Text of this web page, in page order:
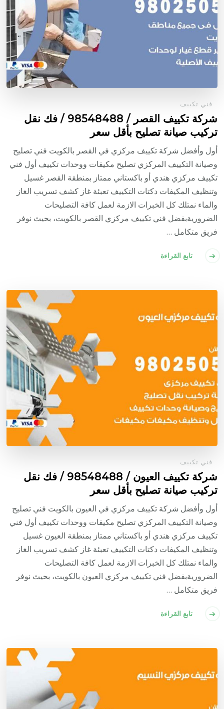
فني تكييف
شركة تكييف القصر / 98548488 / فك نقل
تركيب صيانة تصليح بأقل سعر
أول وأفضل شركة تكييف مركزي في القصر بالكويت فني تصليح
وصيانة التكييف المركزي تصليح مكيفات ووحدات تكييف أول فني
تكييف مركزي هندي أو باكستاني ممتاز بمنطقة القصر غسيل
وتنظيف المكيفات دكتات التكييف تعبئة غاز كشف تسريب الغاز
والماء نمتلك كل الخبرات الازمة لعمل كافة التصليحات
الضروريةبفضل فني تكييف مركزي القصر بالكويت، بحيث نوفر
فريق متكامل …
تابع القراءة
فني تكييف
شركة تكييف العيون / 98548488 / فك نقل
تركيب صيانة تصليح بأقل سعر
أول وأفضل شركة تكييف مركزي في العيون بالكويت فني تصليح
وصيانة التكييف المركزي تصليح مكيفات ووحدات تكييف أول فني
تكييف مركزي هندي أو باكستاني ممتاز بمنطقة العيون غسيل
وتنظيف المكيفات دكتات التكييف تعبئة غاز كشف تسريب الغاز
والماء نمتلك كل الخبرات الازمة لعمل كافة التصليحات
الضروريةبفضل فني تكييف مركزي العيون بالكويت، بحيث نوفر
فريق متكامل …
تابع القراءة